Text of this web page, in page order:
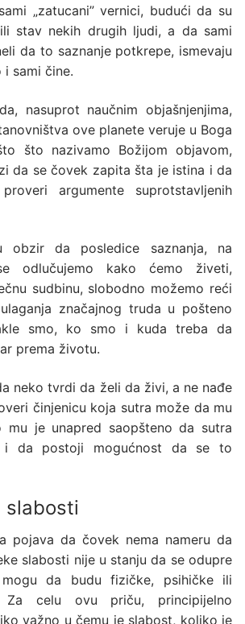
„zatucani” vernici, budući da su
stav nekih drugih ljudi, a da sami
da to saznanje potkrepe, ismevaju
sami čine.
nasuprot naučnim objašnjenjima,
ove planete veruje u Boga
što nazivamo Božijom objavom,
da se čovek zapita šta je istina i da
argumente suprotstavljenih
obzir da posledice saznanja, na
odlučujemo kako ćemo živeti,
sudbinu, slobodno možemo reći
značajnog truda u pošteno
smo, ko smo i kuda treba da
prema životu.
neko tvrdi da želi da živi, a ne nađe
činjenicu koja sutra može da mu
mu je unapred saopšteno da sutra
i da postoji mogućnost da se to
slabosti
pojava da čovek nema nameru da
slabosti nije u stanju da se odupre
da budu fizičke, psihičke ili
Za celu ovu priču, principijelno
važno u čemu je slabost, koliko je